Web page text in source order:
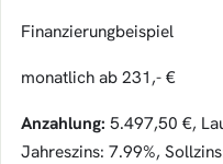
Finanzierungbeispiel
monatlich ab 231,- €
Anzahlung: 5.497,50 €,
Jahreszins: 7.99%,